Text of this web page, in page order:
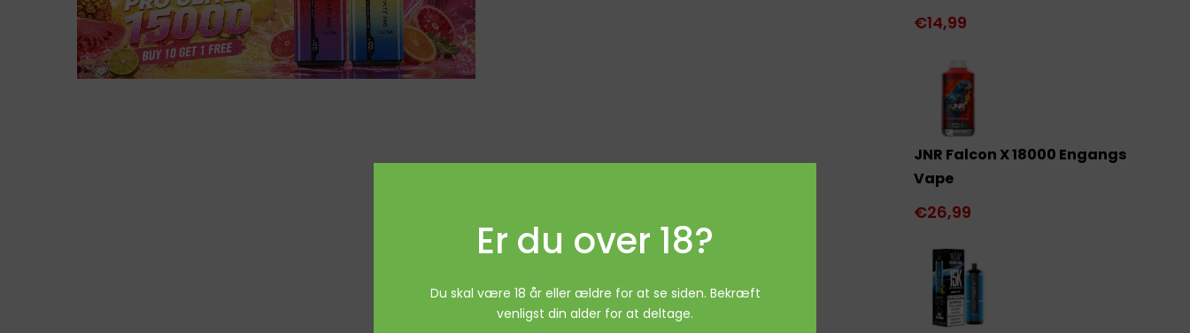
Er du over 18?
Du skal være 18 år eller ældre for at se siden. Bekræft
venligst din alder for at deltage.
€14,99
JNR Falcon X 18000 Engangs
Vape
€26,99